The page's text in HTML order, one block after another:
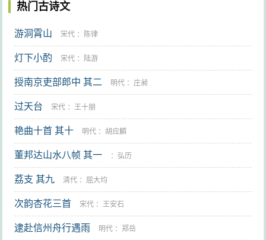
热门古诗文
游洞霄山 宋代 ： 陈律
灯下小酌 宋代 ： 陆游
授南京吏部郎中 其二 明代 ： 庄昶
过天台 宋代 ：王十朋
艳曲十首 其十 明代 ：胡应麟
董邦达山水八帧 其一 ： 弘历
荔支 其九 清代 ： 屈大均
次韵杏花三首 宋代 ：王安石
逮赴信州舟行遇雨 明代 ：郑岳